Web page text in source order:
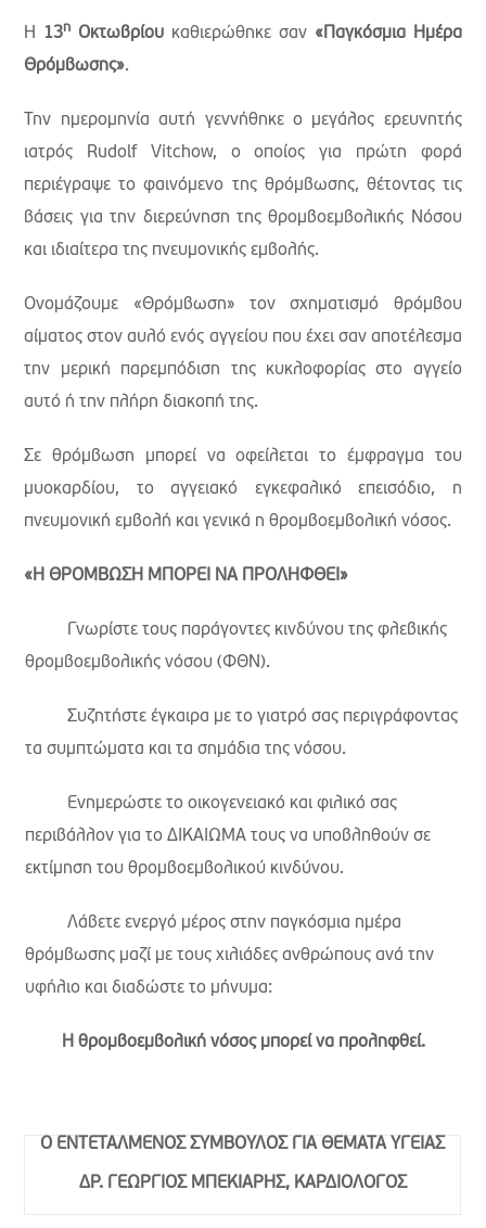
Η 13η Οκτωβρίου καθιερώθηκε σαν «Παγκόσμια Ημέρα
Θρόμβωσης».
Την ημερομηνία αυτή γεννήθηκε ο μεγάλος ερευνητής
ιατρός Rudolf Vitchow, ο οποίος για πρώτη φορά
περιέγραψε το φαινόμενο της θρόμβωσης, θέτοντας τις
βάσεις για την διερεύνηση της θρομβοεμβολικής Νόσου
και ιδιαίτερα της πνευμονικής εμβολής.
Ονομάζουμε «Θρόμβωση» τον σχηματισμό θρόμβου
αίματος στον αυλό ενός αγγείου που έχει σαν αποτέλεσμα
την μερική παρεμπόδιση της κυκλοφορίας στο αγγείο
αυτό ή την πλήρη διακοπή της.
Σε θρόμβωση μπορεί να οφείλεται το έμφραγμα του
μυοκαρδίου, το αγγειακό εγκεφαλικό επεισόδιο, η
πνευμονική εμβολή και γενικά η θρομβοεμβολική νόσος.
«Η ΘΡΟΜΒΩΣΗ ΜΠΟΡΕΙ ΝΑ ΠΡΟΛΗΦΘΕΙ»
τους παράγοντες κινδύνου της φλεβικής
θρομβοεμβολικής νόσου (ΦΘΝ).
έγκαιρα με το γιατρό σας περιγράφοντας
τα συμπτώματα και τα σημάδια της νόσου.
το οικογενειακό και φιλικό σας
περιβάλλον για το ΔΙΚΑΙΩΜΑ τους να υποβληθούν σε
εκτίμηση του θρομβοεμβολικού κινδύνου.
ενεργό μέρος στην παγκόσμια ημέρα
θρόμβωσης μαζί με τους χιλιάδες ανθρώπους ανά την
υφήλιο και διαδώστε το μήνυμα:
Η θρομβοεμβολική νόσος μπορεί να προληφθεί.
Ο ΕΝΤΕΤΑΛΜΕΝΟΣ ΣΥΜΒΟΥΛΟΣ ΓΙΑ ΘΕΜΑΤΑ ΥΓΕΙΑΣ
ΔΡ. ΓΕΩΡΓΙΟΣ ΜΠΕΚΙΑΡΗΣ, ΚΑΡΔΙΟΛΟΓΟΣ